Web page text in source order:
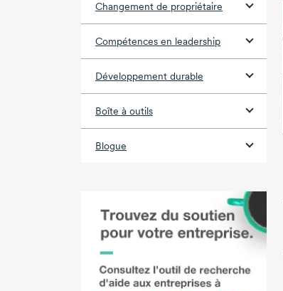
Changement de propriétaire
Compétences en leadership
Développement durable
Boîte à outils
Blogue